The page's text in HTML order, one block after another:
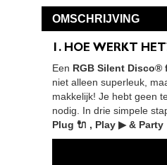
OMSCHRIJVING
1. HOE WERKT
Een RGB Silent Disco®
niet alleen superleuk,
makkelijk! Je hebt geen
nodig. In drie simpele
Plug 🔌 , Play ▶ & Party